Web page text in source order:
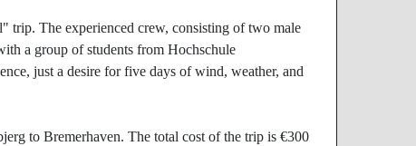
trip. The experienced crew, consisting of two male
a group of students from Hochschule
just a desire for five days of wind, weather, and
to Bremerhaven. The total cost of the trip is €300